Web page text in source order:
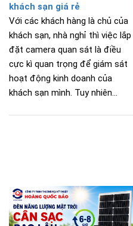
khách sạn giá rẻ
Với các khách hàng là chủ của
khách sạn, nhà nghỉ thì việc lắp
đặt camera quan sát là điều
cực kì quan trọng để giám sát
hoạt động kinh doanh của
khách sạn mình. Tuy nhiên...